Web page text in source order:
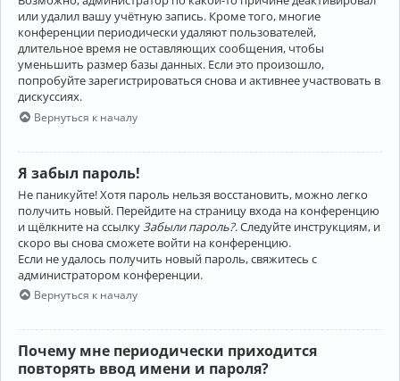
или удалил вашу учётную запись. Кроме того, многие
конференции периодически удаляют пользователей,
длительное время не оставляющих сообщения, чтобы
уменьшить размер базы данных. Если это произошло,
попробуйте зарегистрироваться снова и активнее участвовать в
дискуссиях.
Вернуться к началу
Я забыл пароль!
Не паникуйте! Хотя пароль нельзя восстановить, можно легко
получить новый. Перейдите на страницу входа на конференцию
и щёлкните на ссылку Забыли пароль?. Следуйте инструкциям, и
скоро вы снова сможете войти на конференцию.
Если не удалось получить новый пароль, свяжитесь с
администратором конференции.
Вернуться к началу
Почему мне периодически приходится
повторять ввод имени и пароля?